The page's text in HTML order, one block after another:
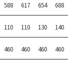
588 617 654 688
110 110 130 140
460 460 460 460